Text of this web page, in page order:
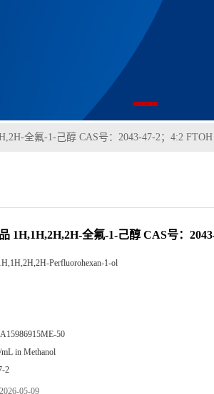
全氟-1-己醇 CAS号：2043-47-2；4:2 FTOH
1H,1H,2H,2H-全氟-1-己醇 CAS号：
Perfluorohexan-1-ol
50
mL in Methanol
2
2026-05-09